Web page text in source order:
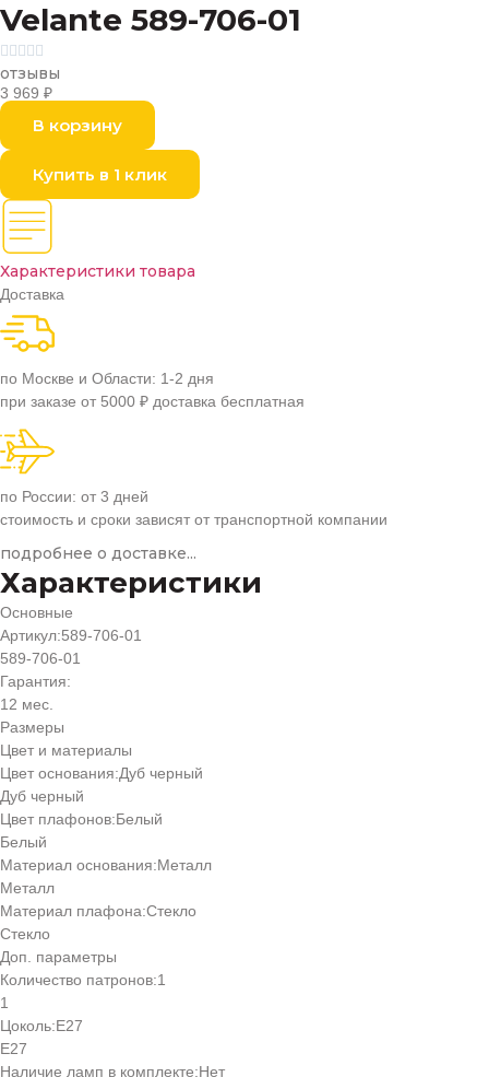
Velante 589-706-01
    
отзывы
3 969 ₽
В корзину
Купить в 1 клик
Характеристики товара
Доставка
по Москве и Области: 1-2 дня
при заказе от 5000 ₽ доставка бесплатная
по России: от 3 дней
стоимость и сроки зависят от транспортной компании
подробнее о доставке...
Характеристики
Основные
Артикул:589-706-01
589-706-01
Гарантия:
12 мес.
Размеры
Цвет и материалы
Цвет основания:Дуб черный
Дуб черный
Цвет плафонов:Белый
Белый
Материал основания:Металл
Металл
Материал плафона:Стекло
Стекло
Доп. параметры
Количество патронов:1
1
Цоколь:Е27
Е27
Наличие ламп в комплекте:Нет